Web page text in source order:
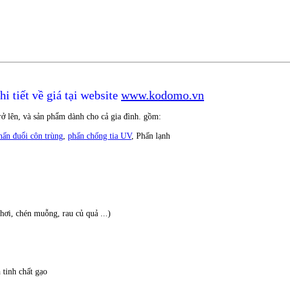
tiết về giá tại website www.kodomo.vn
lên, và sản phẩm dành cho cả gia đình. gồm:
đuổi côn trùng phấn chống tia UV, Phấn lạnh
chén muỗng, rau củ quả ...)
tinh chất gạo